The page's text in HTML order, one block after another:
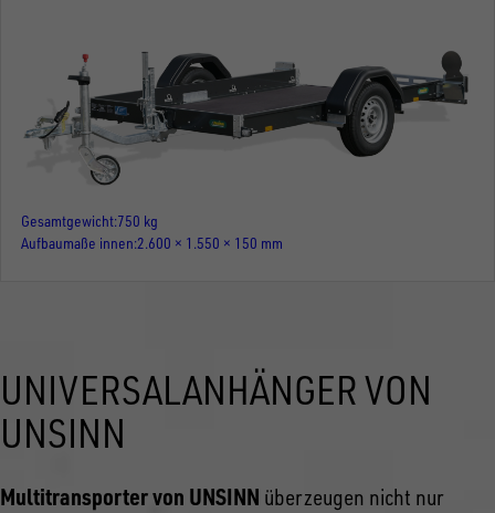
Gesamtgewicht 750 kg
Aufbaumaße innen 2.600 × 1.550 × 150 mm
UNIVERSALANHÄNGER VON
UNSINN
Multitransporter von UNSINN überzeugen nicht nur